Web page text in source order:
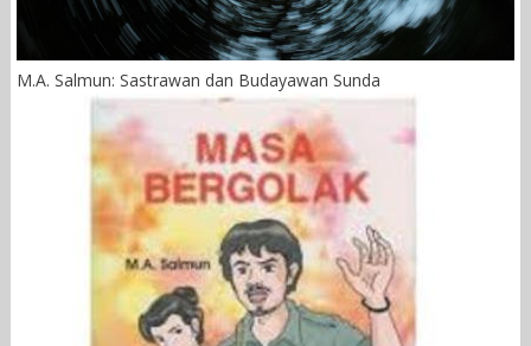
M.A. Salmun: Sastrawan dan Budayawan Sunda